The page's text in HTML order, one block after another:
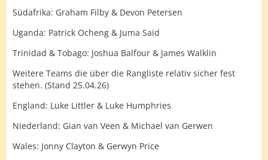
Südafrika: Graham Filby & Devon Petersen
Uganda: Patrick Ocheng & Juma Said
Trinidad & Tobago: Joshua Balfour & James Walklin
Weitere Teams die über die Rangliste relativ sicher fest
stehen. (Stand 25.04.26)
England: Luke Littler & Luke Humphries
Niederland: Gian van Veen & Michael van Gerwen
Wales: Jonny Clayton & Gerwyn Price